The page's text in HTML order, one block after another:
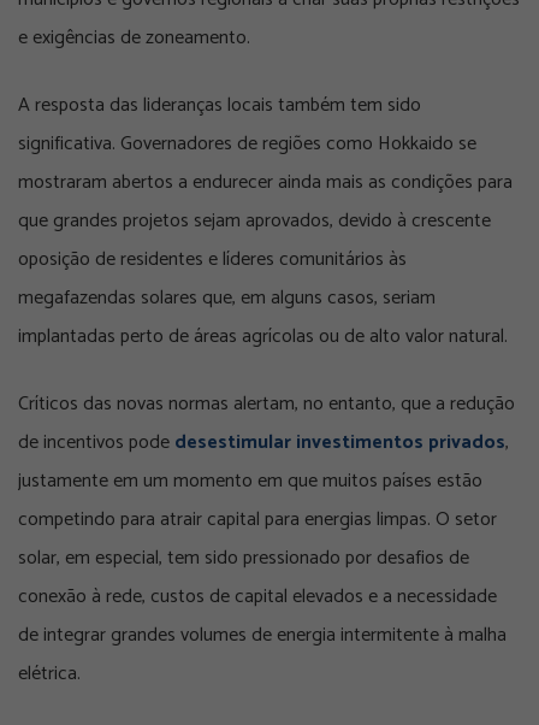
e exigências de zoneamento.
A resposta das lideranças locais também tem sido
significativa. Governadores de regiões como Hokkaido se
mostraram abertos a endurecer ainda mais as condições para
que grandes projetos sejam aprovados, devido à crescente
oposição de residentes e líderes comunitários às
megafazendas solares que, em alguns casos, seriam
implantadas perto de áreas agrícolas ou de alto valor natural.
Críticos das novas normas alertam, no entanto, que a redução
de incentivos podedesestimular investimentos privados,
justamente em um momento em que muitos países estão
competindo para atrair capital para energias limpas. O setor
solar, em especial, tem sido pressionado por desafios de
conexão à rede, custos de capital elevados e a necessidade
de integrar grandes volumes de energia intermitente à malha
elétrica.